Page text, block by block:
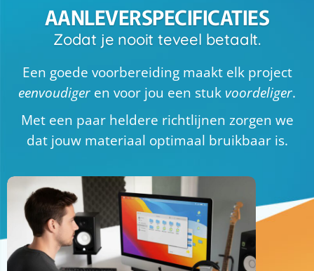
AANLEVERSPECIFICATIES
Zodat je nooit teveel betaalt.
Een goede voorbereiding maakt elk project
eenvoudiger en voor jou een stuk voordeliger.
Met een paar heldere richtlijnen zorgen we
dat jouw materiaal optimaal bruikbaar is.